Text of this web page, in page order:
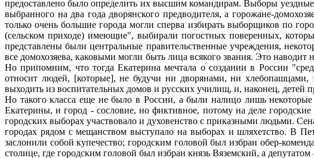
предоставлено было определить их высшим командирам. Выборы
выбранного на два года дворянского предводителя, а горожане-
только очень большие города могли сперва избирать выборщиков по
(сельском приходе) имеющие", выбирали погостных поверенных,
представлены были центральные правительственные учреждения,
все домохозяева, каковыми могли быть лица всякого звания. Это
Но припомним, что тогда Екатерина мечтала о создании в России
относит людей, [которые], не будучи ни дворянами, ни хлебопашцами,
выходить из воспитательных домов и русских училищ, и, наконец,
Но такого класса еще не было в России, а были налицо лишь
Екатерины, и город - сословие, но фиктивное, потому на деле
городских выборах участвовало и духовенство с приказными людьми.
городах рядом с мещанством выступало на выборах и шляхетство. В
заслонили собой купечество; городским головой был избран обер-
столице, где городским головой был избран князь Вяземский, а